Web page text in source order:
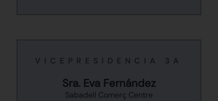
VICEPRESIDENCIA 3A
Sra. Eva Fernández
Sabadell Comerç Centre